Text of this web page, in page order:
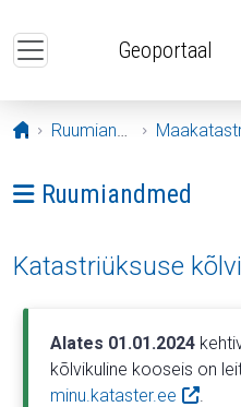
Geoportaal
Avaleht
Ruumiandmed Maakatastri
Ava menüü:
Ruumiandmed
Katastriüksuse
Alates 01.01.2024
kõlvikuline kooseis on
minu.kataster.ee
.